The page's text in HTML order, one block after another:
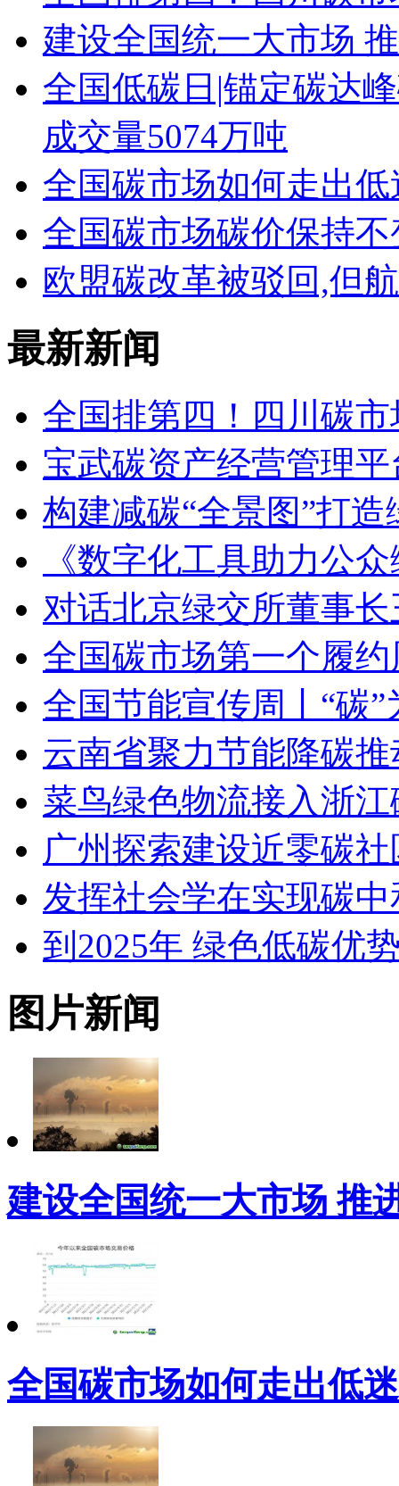
建设全国统一大市场
全国低碳日|锚定碳达
成交量5074万吨
全国碳市场如何走出低
全国碳市场碳价保持不
欧盟碳改革被驳回,但
最新新闻
全国排第四！四川碳
宝武碳资产经营管理平
构建减碳“全景图”打造
《数字化工具助力公
对话北京绿交所董事
全国碳市场第一个履
全国节能宣传周丨“碳
云南省聚力节能降碳
菜鸟绿色物流接入浙
广州探索建设近零碳社
发挥社会学在实现碳
到2025年 绿色低碳优
图片新闻
建设全国统一大市场 推
全国碳市场如何走出低